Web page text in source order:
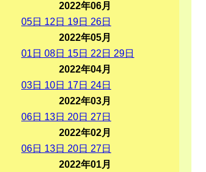
2022年06月
05日 12 日 19日 26日
2022年05月
01 日 08日 15日 22 日 29日
2022年04月
03日 10日 17日 24日
2022年03月
06日 13日 20日 27日
2022年02月
06日 13日 20日 27日
2022年01月